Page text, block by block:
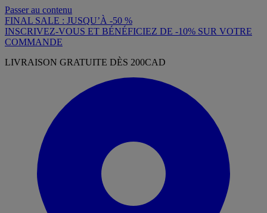
Passer au contenu
FINAL SALE : JUSQU’À -50 %
INSCRIVEZ-VOUS ET BÉNÉFICIEZ DE -10% SUR VOTRE
COMMANDE
LIVRAISON GRATUITE DÈS 200CAD